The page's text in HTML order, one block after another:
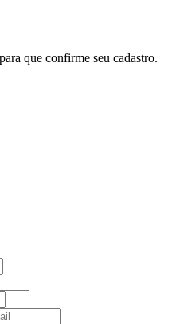
que confirme seu cadastro.